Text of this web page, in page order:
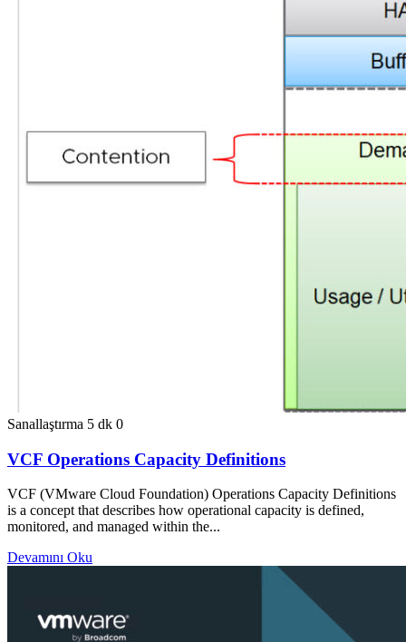
Sanallaştırma 5 dk 0
VCF Operations Capacity Definitions
VCF (VMware Cloud Foundation) Operations Capacity Definitions
is a concept that describes how operational capacity is defined,
monitored, and managed within the...
Devamını Oku